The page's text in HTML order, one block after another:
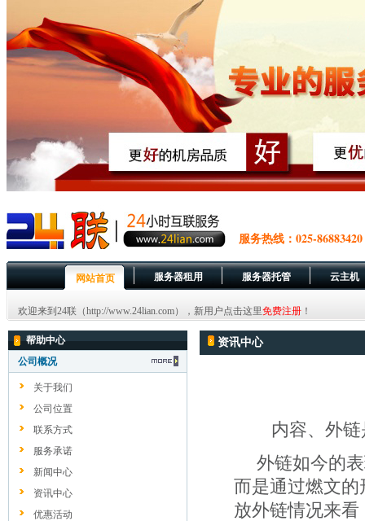
服务热线：025-86883420
网站首页 服务器租用 服务器托管 云主机
欢迎来到24联（http://www.24lian.com），新用户点击这里免费注册 ！
帮助中心
公司概况
关于我们
公司位置
联系方式
服务承诺
新闻中心
资讯中心
优惠活动
资讯中心
内容、外
外链如今的
而是通过燃文
放外链情况来